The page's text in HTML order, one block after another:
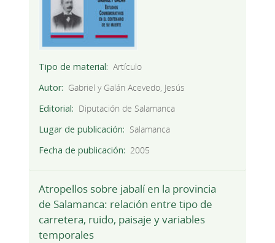
Tipo de material
Artículo
Autor
Gabriel y Galán Acevedo, Jesús
Editorial
Diputación de Salamanca
Lugar de publicación
Salamanca
Fecha de publicación
2005
Atropellos sobre jabalí en la provincia
de Salamanca: relación entre tipo de
carretera, ruido, paisaje y variables
temporales